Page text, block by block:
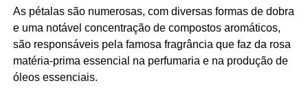
As pétalas são numerosas, com diversas formas de dobra
e uma notável concentração de compostos aromáticos,
são responsáveis pela famosa fragrância que faz da rosa
matéria-prima essencial na perfumaria e na produção de
óleos essenciais.